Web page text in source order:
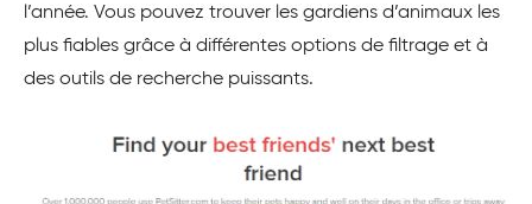
l’année. Vous pouvez trouver les gardiens d’animaux les
plus fiables grâce à différentes options de filtrage et à
des outils de recherche puissants.